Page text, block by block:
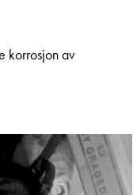
korrosjon av